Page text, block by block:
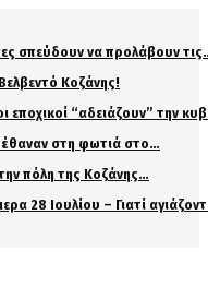
σπεύδουν να προλάβουν
Κοζάνης!
“αδειάζουν” την
στη φωτιά στο…
πόλη της Κοζάνης…
28 Ιουλίου – Γιατί